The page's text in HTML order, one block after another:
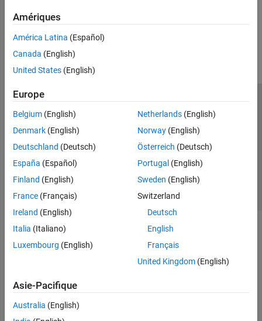
Amériques
América Latina (Español)
Canada (English)
United States (English)
Europe
Belgium (English)
Denmark (English)
Deutschland (Deutsch)
España (Español)
Finland (English)
France (Français)
Ireland (English)
Italia (Italiano)
Luxembourg (English)
Netherlands(English)
Norway(English)
Österreich (Deutsch)
Portugal (English)
Sweden (English)
Switzerland
Deutsch
English
Français
United Kingdom(English)
Asie-Pacifique
Australia (English)
Lutte anti-piratage
Contacts locaux
© 1994-2026 The MathWorks, Inc.